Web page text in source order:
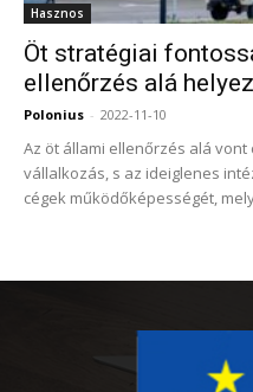
Hasznos
Öt stratégiai
ellenőrzés alá
Polonius - 2022-11-10
Az öt állami ellenőrzés alá
vállalkozás, s az ideiglenes
cégek működőképességét,